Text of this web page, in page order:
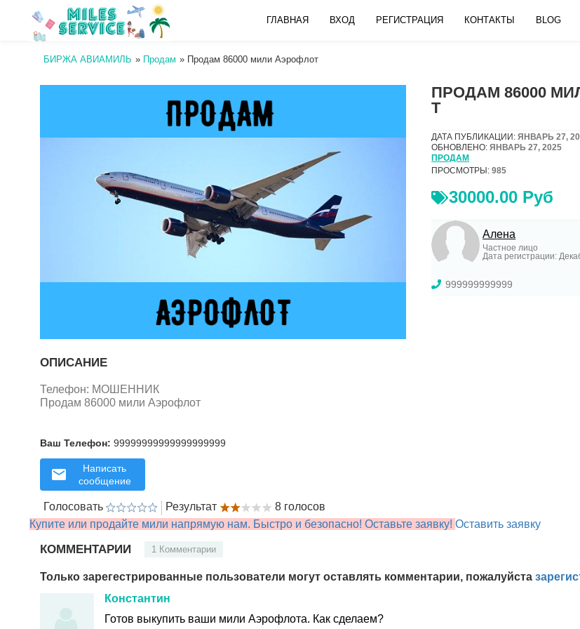
ГЛАВНАЯ ВХОД РЕГИСТРАЦИЯ КОНТАКТЫ BLOG
БИРЖА АВИАМИЛЬ » Продам » Продам 86000 мили Аэрофлот
ПРОДАМ 86000
Т
ДАТА ПУБЛИКАЦИИ: ЯНВАРЬ 27,
ОБНОВЛЕНО: ЯНВАРЬ 27, 2025
ПРОДАМ
ПРОСМОТРЫ: 985
30000.00 Руб
Алена
Частное лицо
Дата регистрации:
999999999999
ОПИСАНИЕ
Телефон: МОШЕННИК
Продам 86000 мили Аэрофлот
Ваш Телефон: 99999999999999999999
Написать
сообщение
Голосовать Результат
8 голосов
Купите или продайте мили напрямую нам. Быстро и безопасно! Оставьте заявку! Оставить заявку
КОММЕНТАРИИ 1 Комментарии
Только зарегестрированные пользователи могут оставлять комментарии, пожалуйста
Константин
Готов выкупить ваши мили Аэрофлота. Как сделаем?